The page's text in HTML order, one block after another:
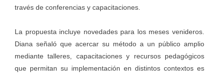
través de conferencias y capacitaciones.
La propuesta incluye novedades para los meses venideros.
Diana señaló que acercar su método a un público amplio
mediante talleres, capacitaciones y recursos pedagógicos
que permitan su implementación en distintos contextos es